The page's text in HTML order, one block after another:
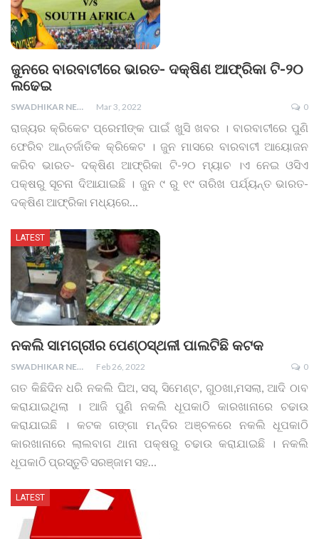
ଜୁନରେ ବାରବାଟୀରେ ଭାରତ- ଦକ୍ଷିଣ ଆଫ୍ରିକା ଟି-୨୦
ଲଢେଇ
SWADHIKAR NEWS Mar 3, 2022 0
ରାଜ୍ୟର କ୍ରିକେଟ ପ୍ରେମୀଙ୍କ ପାଇଁ ଖୁସି ଖବର । ବାରବାଟୀରେ ପୁଣି
ଫେରିବ ଆନ୍ତର୍ଜାତିକ କ୍ରିକେଟ । ଜୁନ ମାସରେ ବାରବାଟୀ ଆୟୋଜନ
କରିବ ଭାରତ- ଦକ୍ଷିଣ ଆଫ୍ରିକା ଟି-୨୦ ମ୍ୟାଚ ।ଏ ନେଇ ଓସିଏ
ପକ୍ଷରୁ ସୂଚନା ଦିଆଯାଇଛି । ଜୁନ ୯ ରୁ ୧୯ ତାରିଖ ପର୍ଯ୍ୟନ୍ତ ଭାରତ-
ଦକ୍ଷିଣ ଆଫ୍ରିକା ମଧ୍ୟରେ…
LATEST
ନକଲି ସାମଗ୍ରୀର ପେଣ୍ଠସ୍ଥଳୀ ପାଲଟିଛି କଟକ
SWADHIKAR NEWS Feb 26, 2022 0
ଗତ କିଛିଦିନ ଧରି ନକଲି ଘିଅ, ସସ୍, ସିମେଣ୍ଟ, ଗୁଠଖା,ମସଲା, ଆଦି ଠାବ
କରାଯାଇଥିଲା । ଆଜି ପୁଣି ନକଲି ଧୂପକାଠି କାରଖାନାରେ ଚଢାଉ
କରାଯାଇଛି । କଟକ ଗଙ୍ଗା ମନ୍ଦିର ଅଞ୍ଚଳରେ ନକଲି ଧୂପକାଠି
କାରଖାନାରେ ଲାଲବାଗ ଥାନା ପକ୍ଷରୁ ଚଢାଉ କରାଯାଇଛି । ନକଲି
ଧୂପକାଠି ପ୍ରସ୍ତୁତି ସରଞ୍ଜାମ ସହ
LATEST